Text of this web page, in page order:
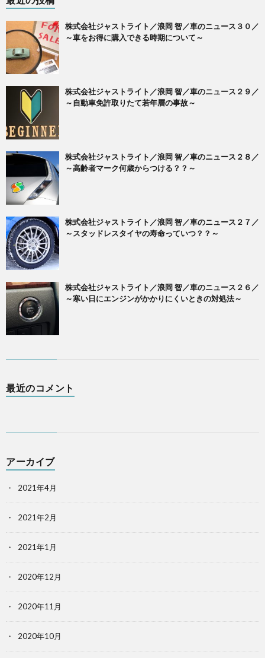
株式会社ジャストライト／浪岡 智／車のニュース３０／
～車をお得に購入できる時期について～
株式会社ジャストライト／浪岡 智／車のニュース２９／
～自動車免許取りたて若年層の事故～
株式会社ジャストライト／浪岡 智／車のニュース２８／
～高齢者マーク何歳からつける？？～
株式会社ジャストライト／浪岡 智／車のニュース２７／
～スタッドレスタイヤの寿命っていつ？？～
株式会社ジャストライト／浪岡 智／車のニュース２６／
～寒い日にエンジンがかかりにくいときの対処法～
最近のコメント
アーカイブ
2021年4月
2021年2月
2021年1月
2020年12月
2020年11月
2020年10月